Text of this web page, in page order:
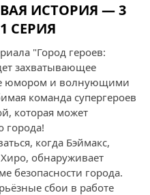
ИСТОРИЯ — 3
СЕРИЯ
"Город героев:
захватывающее
юмором и волнующими
команда супергероев
которая может
города!
когда Бэймакс,
обнаруживает
безопасности города.
сбои в работе